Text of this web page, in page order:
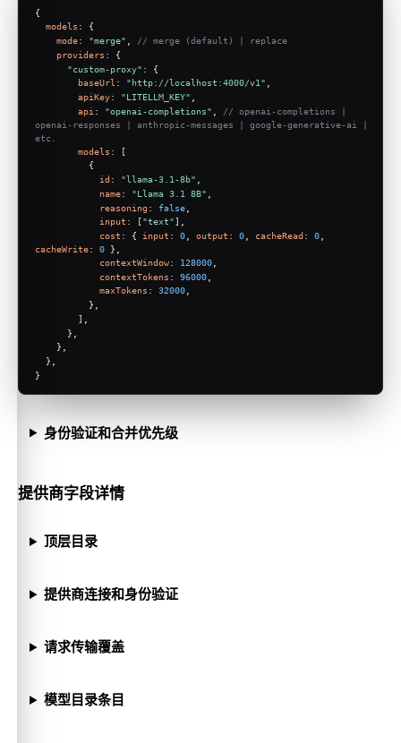
{
models : {
mode: "merge"
// merge (default) | replace
providers : {
"custom-proxy" : {
baseUrl : "http://localhost:4000/v1"
apiKey: "LITELLM_KEY"
api : "openai-completions"
// openai-completions |
openai-responses | anthropic-messages | google-generative-ai |
etc.
models : [
          {
id : "llama-3.1-8b"
name: "Llama 3.1 8B"
reasoning : false
input : ["text"],
cost : { input : 0 output : 0 cacheRead : 0
cacheWrite: 0 },
contextWindow: 128000
contextTokens : 96000
maxTokens : 32000,
          },
        ],
      },
    },
  },
}
身份验证和合并优先级
提供商字段详情
顶层目录
提供商连接和身份验证
请求传输覆盖
模型目录条目